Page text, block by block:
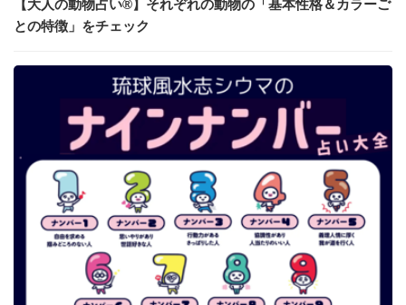
【大人の動物占い®】それぞれの動物の「基本性格＆カラーご
との特徴」をチェック